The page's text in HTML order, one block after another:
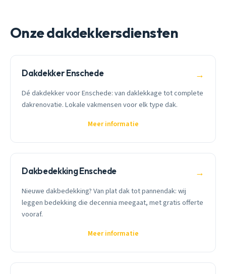
Onze dakdekkersdiensten
Dakdekker Enschede →
Dé dakdekker voor Enschede: van daklekkage tot complete
dakrenovatie. Lokale vakmensen voor elk type dak.
Meer informatie
Dakbedekking Enschede →
Nieuwe dakbedekking? Van plat dak tot pannendak: wij
leggen bedekking die decennia meegaat, met gratis offerte
vooraf.
Meer informatie